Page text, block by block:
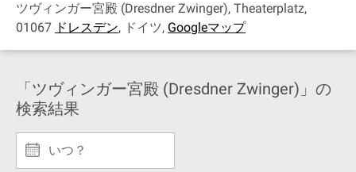
ツヴィンガー宮殿 (Dresdner Zwinger), Theaterplatz,
01067 ドレスデン, ドイツ, Googleマップ
「ツヴィンガー宮殿 (Dresdner Zwinger)」の
検索結果
いつ？